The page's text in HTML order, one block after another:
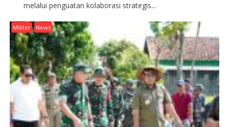
melalui penguatan kolaborasi strategis...
Militer News